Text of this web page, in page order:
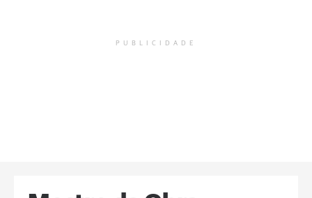
PUBLICIDADE